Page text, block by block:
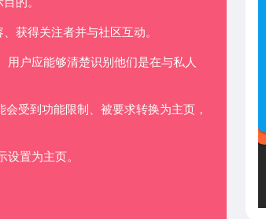
获得关注者并与社区互动。
用户应能够清楚识别他们是在与私人
受到功能限制、被要求转换为主页，
置为主页。